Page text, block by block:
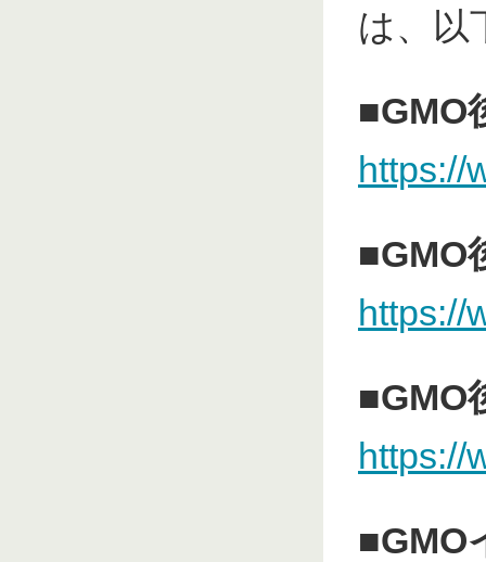
は、以
■GMO
https://
■GMO
https://
■GMO
https://
■GMO